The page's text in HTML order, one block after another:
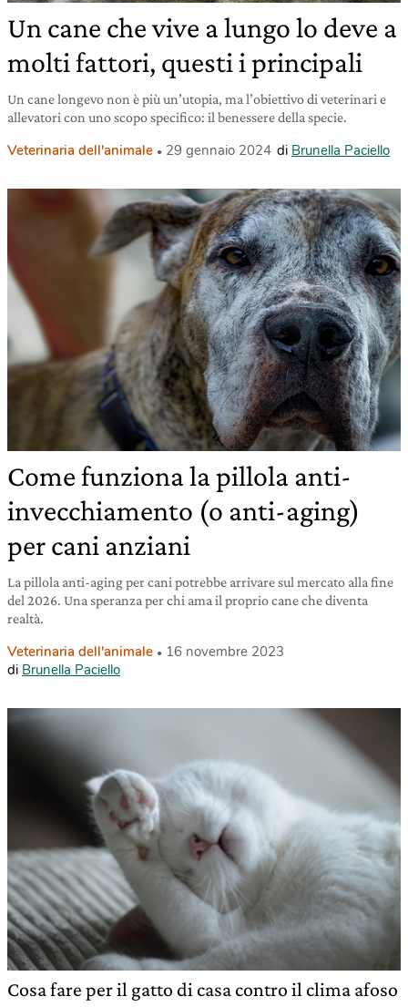
Un cane che vive a lungo lo deve a
molti fattori, questi i principali
Un cane longevo non è più un’utopia, ma l’obiettivo di veterinari e
allevatori con uno scopo specifico: il benessere della specie.
Veterinaria dell'animale 29 gennaio 2024 di Brunella Paciello
Come funziona la pillola anti-
invecchiamento (o anti-aging)
per cani anziani
La pillola anti-aging per cani potrebbe arrivare sul mercato alla fine
del 2026. Una speranza per chi ama il proprio cane che diventa
realtà.
Veterinaria dell'animale
16 novembre 2023
di Brunella Paciello
Cosa fare per il gatto di casa contro il clima afoso